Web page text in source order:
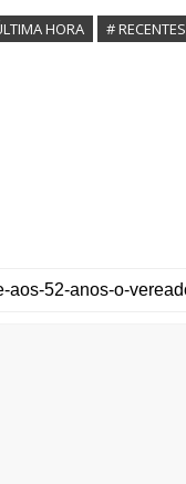
HORA # RECENTES